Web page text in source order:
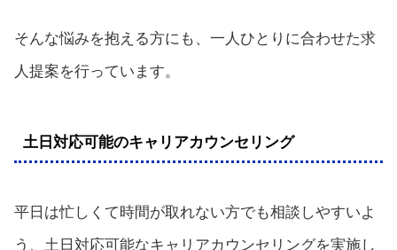
そんな悩みを抱える方にも、一人ひとりに合わせた求
人提案を行っています。
土日対応可能のキャリアカウンセリング
平日は忙しくて時間が取れない方でも相談しやすいよ
う、土日対応可能なキャリアカウンセリングを実施し